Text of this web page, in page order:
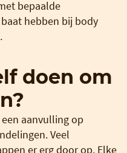
bepaalde
hebben bij body
doen om
aanvulling op
Veel
er erg door op. Elke